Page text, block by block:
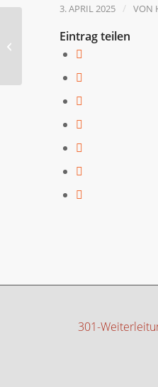
3. APRIL 2025 / VON
Eintrag teilen
301-
Google Panda Update